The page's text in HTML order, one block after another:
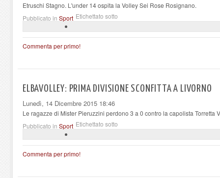
Etruschi Stagno. L'under 14 ospita la Volley Sei Rose Rosignano.
Pubblicato in Sport Etichettato sotto
Commenta per primo!
ELBAVOLLEY: PRIMA DIVISIONE SCONFITTA A LIVORNO
Lunedì, 14 Dicembre 2015 18:46
Le ragazze di Mister Pieruzzini perdono 3 a 0 contro la capolista Torretta
Pubblicato in Sport Etichettato sotto
Commenta per primo!